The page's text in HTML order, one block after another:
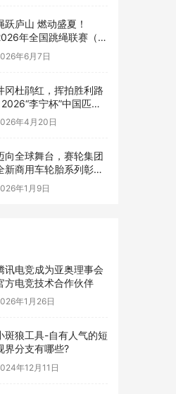
跃庐山 燃动盛夏！
年全国跳绳联赛（江
庐山站）盛大开幕
年6月7日
冈杜鹃红，挥拍胜利路
| 2026“李宁杯”中国匹克
巡回赛井冈山站圆满落
年4月20日
向全球舞台，赛轮集团
新商用车轮胎系列彰显
国品牌实力
年1月9日
讯电竞成为亚奥理事会
方电竞技术合作伙伴
年1月26日
斑狼工具-自有人气的短
界分支有哪些?
年12月11日